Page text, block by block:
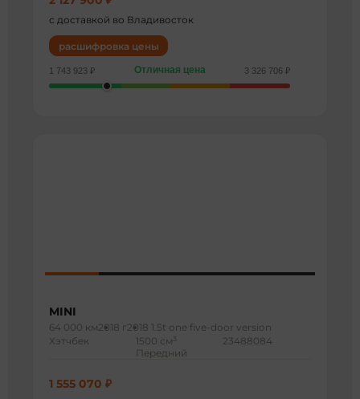
с доставкой во Владивосток
расшифровка цены
1 743 923 ₽ Отличная цена 3 326 706 ₽
MINI
64 000 км2018 г 2018 1.5t one five-door version
Хэтчбек
1500 см 3
Передний
23488084
1 555 070 ₽